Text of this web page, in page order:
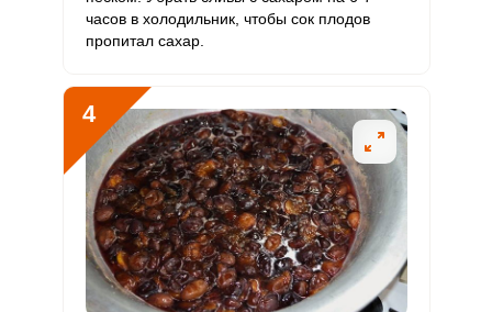
0
Йод 40 мкг 150 мкг 1.3
Кобальт 10 мкг 10 мкг 5
Литий 0 70 мкг 0
Марганец 1.1 мкг 2 мкг 2.8 55
часов в холодильник, чтобы сок плодов
пропитал сахар.
4
ОТПРАВИТЬ СООБЩЕНИЕ